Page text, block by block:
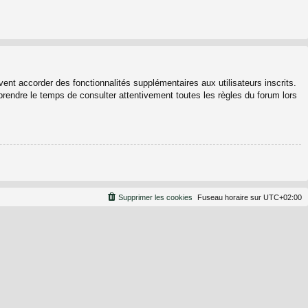
accorder des fonctionnalités supplémentaires aux utilisateurs inscrits.
le temps de consulter attentivement toutes les règles du forum lors
Fuseau horaire sur UTC+02:00
Supprimer les cookies